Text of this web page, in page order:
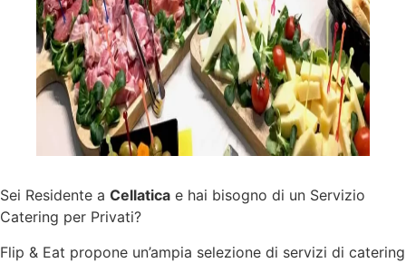
Sei Residente a Cellatica e hai bisogno di un Servizio
Catering per Privati?
Flip & Eat propone un’ampia selezione di servizi di catering